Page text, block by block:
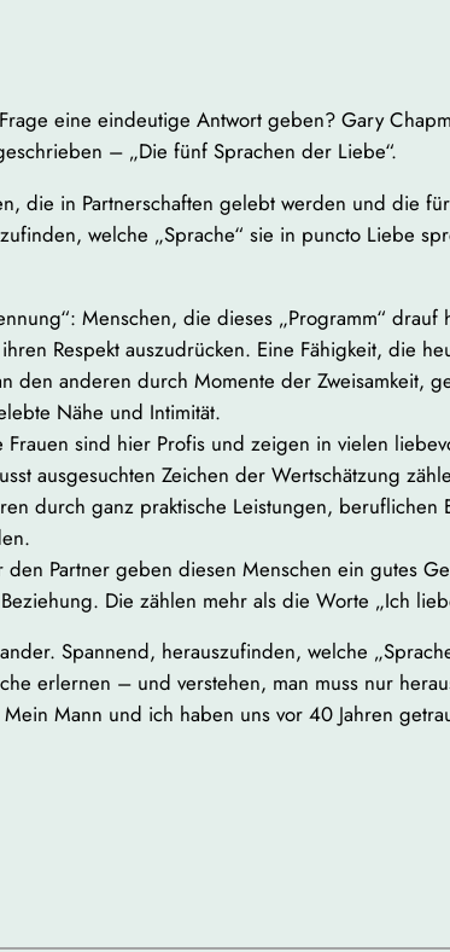
eine eindeutige Antwort geben? Gary
– „Die fünf Sprachen der Liebe“.
die in Partnerschaften gelebt werden und die
welche „Sprache“ sie in puncto Liebe
Menschen, die dieses „Programm“
Respekt auszudrücken. Eine Fähigkeit, die
den anderen durch Momente der Zweisamkeit,
Nähe und Intimität.
sind hier Profis und zeigen in vielen
ausgesuchten Zeichen der Wertschätzung
durch ganz praktische Leistungen, beruflichen
Partner geben diesen Menschen ein gutes
Die zählen mehr als die Worte „Ich
Spannend, herauszufinden, welche
erlernen – und verstehen, man muss nur
Mann und ich haben uns vor 40 Jahren